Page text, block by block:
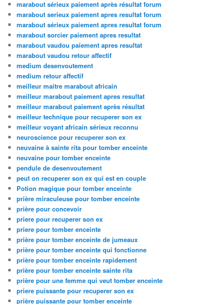
marabout sérieux paiement après résultat forum
marabout serieux paiement apres resultat forum
marabout sérieux paiement apres resultat forum
marabout sorcier paiement apres resultat
marabout vaudou paiement apres resultat
marabout vaudou retour affectif
medium desenvoutement
medium retour affectif
meilleur maitre marabout africain
meilleur marabout paiement apres resultat
meilleur marabout paiement après résultat
meilleur technique pour recuperer son ex
meilleur voyant africain sérieux reconnu
neuroscience pour recuperer son ex
neuvaine à sainte rita pour tomber enceinte
neuvaine pour tomber enceinte
pendule de desenvoutement
peut on recuperer son ex qui est en couple
Potion magique pour tomber enceinte
prière miraculeuse pour tomber enceinte
prière pour concevoir
priere pour recuperer son ex
priere pour tomber enceinte
prière pour tomber enceinte de jumeaux
prière pour tomber enceinte qui fonctionne
prière pour tomber enceinte rapidement
prière pour tomber enceinte sainte rita
prière pour une femme qui veut tomber enceinte
priere puissante pour recuperer son ex
prière puissante pour tomber enceinte